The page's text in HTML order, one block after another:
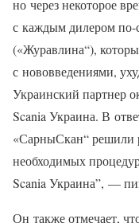
но через некоторое
с каждым дилером
(«Журавлина“),
с нововведениями,
Украинский партнер
Scania Украина. В
«СарныСкан“ решили
необходимых
Scania Украина”, —
Он также отмечает,